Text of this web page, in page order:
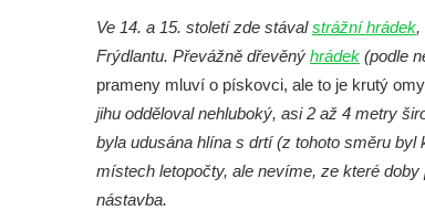
Hrad Zbirohy
Hrad Hřídelík
Hrad Vrabinec
Hrad Starý Falkenburk
Hrad Andělská Hora
Hrad Milštejn
Ve 14. a 15. století zde stávalstrážní hrádek,
Frýdlantu. Převážně dřevěný hrádek (podle
prameny mluví o pískovci, ale to je krutý
jihu odděloval nehluboký, asi 2 až 4 metry
byla udusána hlína s drtí (z tohoto směru byl
místech letopočty, ale nevíme, ze které
nástavba.